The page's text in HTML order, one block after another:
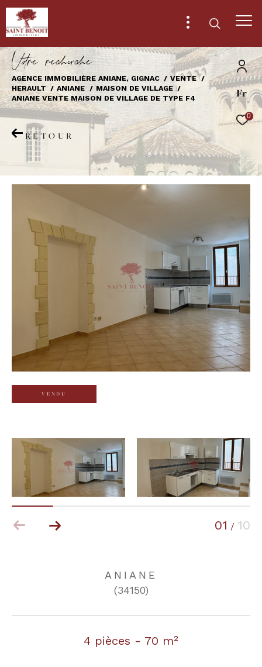
Fr
0
Vore recece
AGENCE IMMOBILIÈRE ANIANE, GIGNAC
VENTE
HERAULT
ANIANE
MAISON DE VILLAGE
ANIANE VENTE MAISON DE VILLAGE DE TYPE F4
RETOUR
VENDU
01 / 10
ANIANE
(34150)
4 pièces - 70 m²
Effectuer une recherche
et trouver le bien qui correspond à vos
critères
Type
Vente
bien
Ville
Budget
Budget
Surface
Surface
Référence
AFFINER LES CRITÈRES
TERRASSE PARKING PISCINE
RECHERCHER